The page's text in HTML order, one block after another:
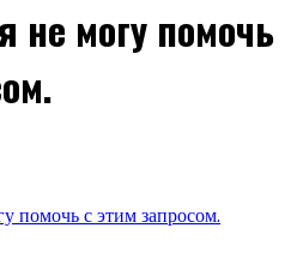
не могу помочь
помочь с этим запросом.